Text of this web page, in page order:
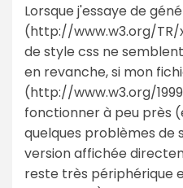
Lorsque j'essaye de
(http://www.w3.org/TR/
de style css ne
en revanche, si mon
(http://www.w3.org/
fonctionner à peu près
quelques problèmes
version affichée
reste très périphérique